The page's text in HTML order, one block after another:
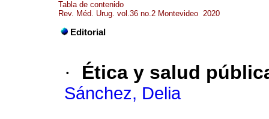
Tabla de contenido
Rev. Méd. Urug. vol.36 no.2 Montevideo 2020
Editorial
· Ética y salud
Sánchez, Delia